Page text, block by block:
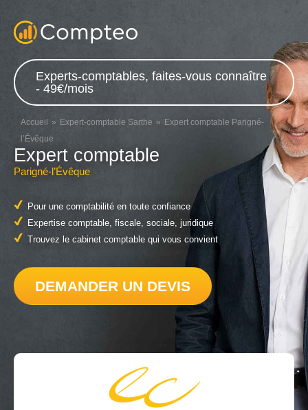
Experts-comptables, faites-vous connaître
- 49€/mois
Accueil Expert-comptable Sarthe
Expert comptable Parigné-
l’Évêque
Expert comptable
Parigné-l’Évêque
Pour une comptabilité en toute confiance
Expertise comptable, fiscale, sociale, juridique
Trouvez le cabinet comptable qui vous convient
DEMANDER UN DEVIS